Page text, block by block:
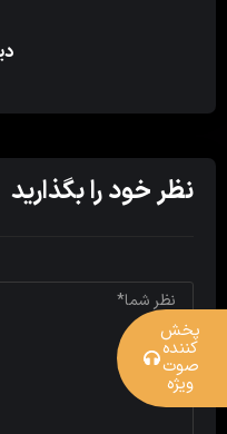
نظر خود را بگذارید
پخش
کننده
صوت
ویژه